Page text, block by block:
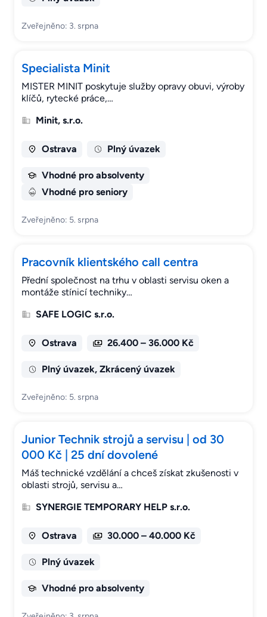
Zveřejněno: 3. srpna
Specialista Minit
MISTER MINIT poskytuje služby opravy obuvi, výroby
klíčů, rytecké práce,…
Minit, s.r.o.
Ostrava Plný úvazek
Vhodné pro absolventy
Vhodné pro seniory
Zveřejněno: 5. srpna
Pracovník klientského call centra
Přední společnost na trhu v oblasti servisu oken a
montáže stínicí techniky…
SAFE LOGIC s.r.o.
Ostrava 26.400 – 36.000 Kč
Plný úvazek, Zkrácený úvazek
Zveřejněno: 5. srpna
Junior Technik strojů a servisu | od 30
000 Kč | 25 dní dovolené
Máš technické vzdělání a chceš získat zkušenosti v
oblasti strojů, servisu a…
SYNERGIE TEMPORARY HELP s.r.o.
Ostrava 30.000 – 40.000 Kč
Plný úvazek
Vhodné pro absolventy